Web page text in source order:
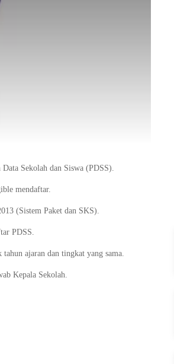
Sekolah dan Siswa (PDSS).
mendaftar.
(Sistem Paket dan SKS).
PDSS.
ajaran dan tingkat yang sama.
Kepala Sekolah.